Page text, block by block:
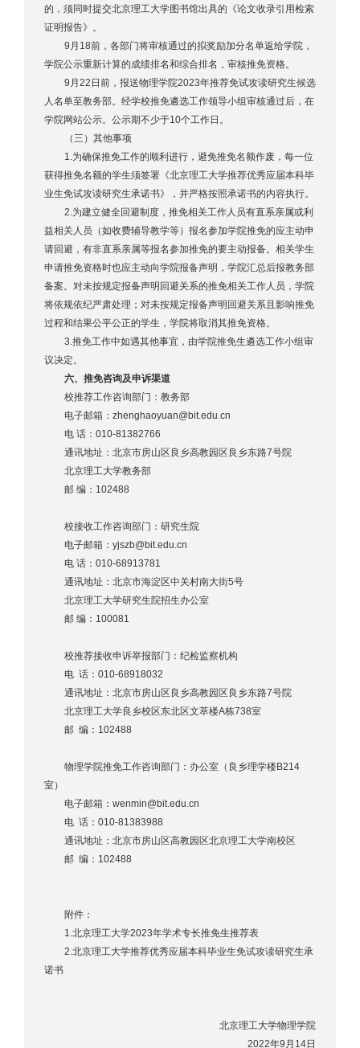
的，须同时提交北京理工大学图书馆出具的《论文收录引用检索
证明报告》。
9月18前，各部门将审核通过的拟奖励加分名单返给学院，
学院公示重新计算的成绩排名和综合排名，审核推免资格。
9月22日前，报送物理学院2023年推荐免试攻读研究生候选
人名单至教务部。经学校推免遴选工作领导小组审核通过后，在
学院网站公示。公示期不少于10个工作日。
（三）其他事项
1.为确保推免工作的顺利进行，避免推免名额作废，每一位
获得推免名额的学生须签署《北京理工大学推荐优秀应届本科毕
业生免试攻读研究生承诺书》，并严格按照承诺书的内容执行。
2.为建立健全回避制度，推免相关工作人员有直系亲属或利
益相关人员（如收费辅导教学等）报名参加学院推免的应主动申
请回避，有非直系亲属等报名参加推免的要主动报备。相关学生
申请推免资格时也应主动向学院报备声明，学院汇总后报教务部
备案。对未按规定报备声明回避关系的推免相关工作人员，学院
将依规依纪严肃处理；对未按规定报备声明回避关系且影响推免
过程和结果公平公正的学生，学院将取消其推免资格。
3.推免工作中如遇其他事宜，由学院推免生遴选工作小组审
议决定。
六、推免咨询及申诉渠道
校推荐工作咨询部门：教务部
电子邮箱：zhenghaoyuan@bit.edu.cn
电 话：010-81382766
通讯地址：北京市房山区良乡高教园区良乡东路7号院
北京理工大学教务部
邮 编：102488
校接收工作咨询部门：研究生院
电子邮箱：yjszb@bit.edu.cn
电 话：010-68913781
通讯地址：北京市海淀区中关村南大街5号
北京理工大学研究生院招生办公室
邮 编：100081
校推荐接收申诉举报部门：纪检监察机构
电 话：010-68918032
通讯地址：北京市房山区良乡高教园区良乡东路7号院
北京理工大学良乡校区东北区文萃楼A栋738室
邮 编：102488
物理学院推免工作咨询部门：办公室（良乡理学楼B214
室）
电子邮箱：wenmin@bit.edu.cn
电 话：010-81383988
通讯地址：北京市房山区高教园区北京理工大学南校区
邮 编：102488
附件：
1.北京理工大学2023年学术专长推免生推荐表
2.北京理工大学推荐优秀应届本科毕业生免试攻读研究生承
诺书
北京理工大学物理学院
2022年9月14日